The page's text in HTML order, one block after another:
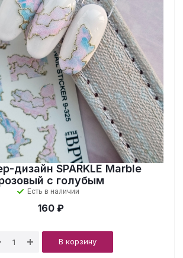
дизайн SPARKLE Marble
с голубым
Есть в наличии
160 ₽
В корзину